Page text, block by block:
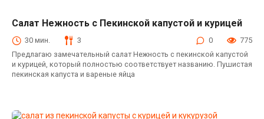
Салат Нежность с Пекинской капустой и курицей
30 мин. 3 0
775
Предлагаю замечательный салат Нежность с пекинской капустой
и курицей, который полностью соответствует названию. Пушистая
пекинская капуста и вареные яйца